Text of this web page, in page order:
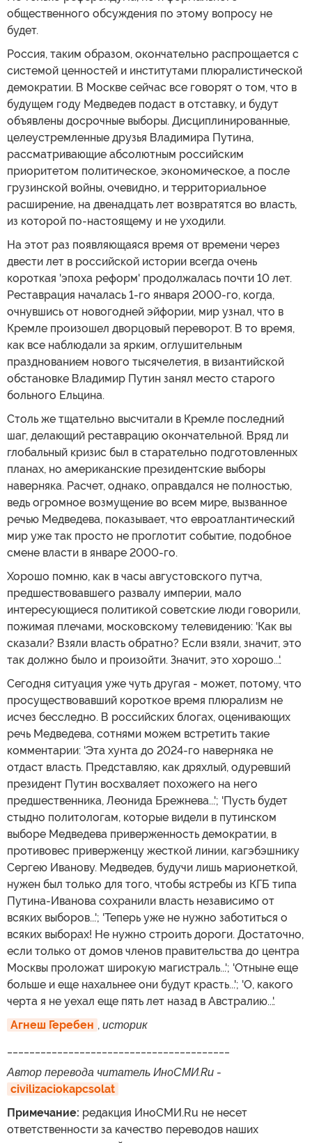
общественного обсуждения по этому вопросу не
будет.
Россия, таким образом, окончательно распрощается с
системой ценностей и институтами плюралистической
демократии. В Москве сейчас все говорят о том, что в
будущем году Медведев подаст в отставку, и будут
объявлены досрочные выборы. Дисциплинированные,
целеустремленные друзья Владимира Путина,
рассматривающие абсолютным российским
приоритетом политическое, экономическое, а после
грузинской войны, очевидно, и территориальное
расширение, на двенадцать лет возвратятся во власть,
из которой по-настоящему и не уходили.
На этот раз появляющаяся время от времени через
двести лет в российской истории всегда очень
короткая 'эпоха реформ' продолжалась почти 10 лет.
Реставрация началась 1-го января 2000-го, когда,
очнувшись от новогодней эйфории, мир узнал, что в
Кремле произошел дворцовый переворот. В то время,
как все наблюдали за ярким, оглушительным
празднованием нового тысячелетия, в византийской
обстановке Владимир Путин занял место старого
больного Ельцина.
Столь же тщательно высчитали в Кремле последний
шаг, делающий реставрацию окончательной. Вряд ли
глобальный кризис был в старательно подготовленных
планах, но американские президентские выборы
наверняка. Расчет, однако, оправдался не полностью,
ведь огромное возмущение во всем мире, вызванное
речью Медведева, показывает, что евроатлантический
мир уже так просто не проглотит событие, подобное
смене власти в январе 2000-го.
Хорошо помню, как в часы августовского путча,
предшествовавшего развалу империи, мало
интересующиеся политикой советские люди говорили,
пожимая плечами, московскому телевидению: 'Как вы
сказали? Взяли власть обратно? Если взяли, значит, это
так должно было и произойти. Значит, это хорошо...'.
Сегодня ситуация уже чуть другая - может, потому, что
просуществовавший короткое время плюрализм не
исчез бесследно. В российских блогах, оценивающих
речь Медведева, сотнями можем встретить такие
комментарии: 'Эта хунта до 2024-го наверняка не
отдаст власть. Представляю, как дряхлый, одуревший
президент Путин восхваляет похожего на него
предшественника, Леонида Брежнева...'; 'Пусть будет
стыдно политологам, которые видели в путинском
выборе Медведева приверженность демократии, в
противовес приверженцу жесткой линии, кагэбэшнику
Сергею Иванову. Медведев, будучи лишь марионеткой,
нужен был только для того, чтобы ястребы из КГБ типа
Путина-Иванова сохранили власть независимо от
всяких выборов...'; 'Теперь уже не нужно заботиться о
всяких выборах! Не нужно строить дороги. Достаточно,
если только от домов членов правительства до центра
Москвы проложат широкую магистраль...'; 'Отныне еще
больше и еще нахальнее они будут красть...'; 'О, какого
черта я не уехал еще пять лет назад в Австралию...'.
Агнеш Геребен , историк
Автор перевода читатель ИноСМИ.Ru -
civilizaciokapcsolat
Примечание: редакция ИноСМИ.Ru не несет
ответственности за качество переводов наших